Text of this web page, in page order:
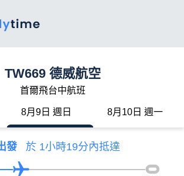
TW669 德威航空
首爾飛台中航班
8月9日 週日 8月10日 週一
發 於 1小時19分內抵達